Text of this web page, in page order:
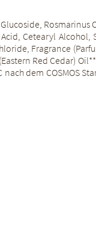
Rosmarinus
Cetearyl
Fragrance
Red Cedar)
dem COSMOS